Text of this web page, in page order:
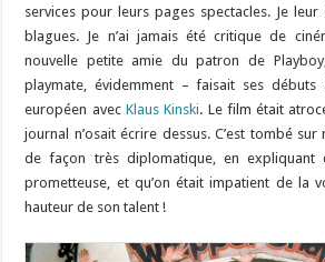
services pour leurs pages spectacles. Je
blagues. Je n’ai jamais été critique de
nouvelle petite amie du patron de
playmate, évidemment – faisait ses débuts
européen avec Klaus Kinski. Le film était
journal n’osait écrire dessus. C’est tombé
de façon très diplomatique, en expliquant
prometteuse, et qu’on était impatient de la
hauteur de son talent !